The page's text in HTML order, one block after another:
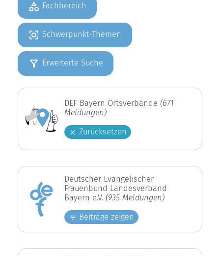
Fachbereich
Schwerpunkt-Themen
Erweiterte Suche
DEF Bayern Ortsverbände (671
Meldungen)
Zurücksetzen
Deutscher Evangelischer
Frauenbund Landesverband
Bayern e.V. (935 Meldungen)
Beiträge zeigen